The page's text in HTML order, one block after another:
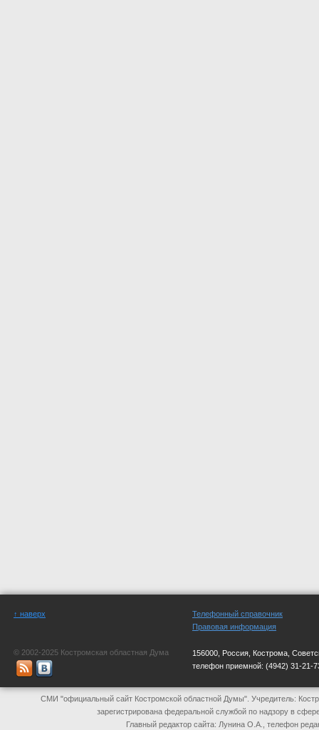
↑ наверх
© 2002-2025 Костромская областная Дума
Телефонный справочник
Правовая информация
156000, Россия, Кострома,
телефон приемной: (4942) 31-21-
СМИ "официальный сайт Костромской областной Думы". Учредитель:
зарегистрирована федеральной службой по надзору в
Главный редактор сайта: Лунина О.А., телефон